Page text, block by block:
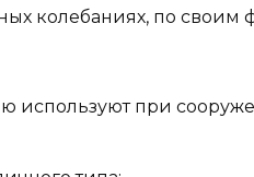
колебаниях, по своим
используют при